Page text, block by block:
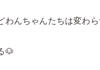
わんちゃんたちは変わ
🐶